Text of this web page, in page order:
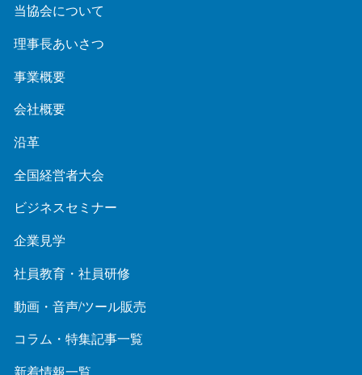
当協会について
理事長あいさつ
事業概要
会社概要
沿革
全国経営者大会
ビジネスセミナー
企業見学
社員教育・社員研修
動画・音声/ツール販売
コラム・特集記事一覧
新着情報一覧